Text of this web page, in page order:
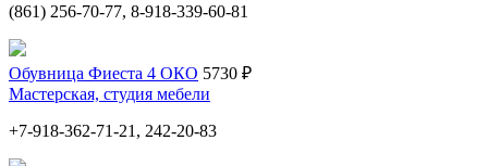
(861) 256-70-77, 8-918-339-60-81
Обувница Фиеста 4 ОКО 5730 ₽
Мастерская, студия мебели
+7-918-362-71-21, 242-20-83